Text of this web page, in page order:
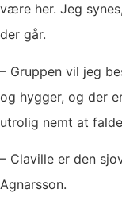
være her. Jeg
der går.
– Gruppen vil jeg
og hygger, og der
utrolig nemt at
– Claville er den
Agnarsson.